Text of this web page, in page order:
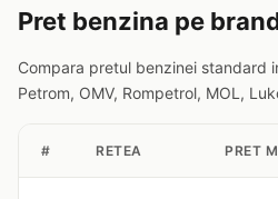
Pret benzina pe
Compara pretul benzinei standard
Petrom, OMV, Rompetrol, MOL,
# RETEA PRET